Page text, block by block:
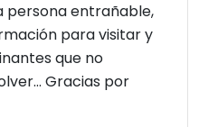
persona entrañable,
para visitar y
que no
Gracias por